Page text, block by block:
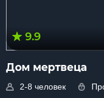
9.9
Дом мертвеца
2-8 человек